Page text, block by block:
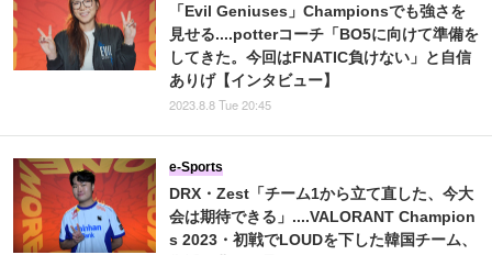
「Evil Geniuses」Championsでも強さを
見せる....potterコーチ「BO5に向けて準備を
してきた。今回はFNATIC負けない」と自信
ありげ【インタビュー】
2023.8.8 Tue 20:45
DRX・Zest「チーム1から立て直した、今大
会は期待できる」....VALORANT Champion
s 2023・初戦でLOUDを下した韓国チーム、
e-Sports